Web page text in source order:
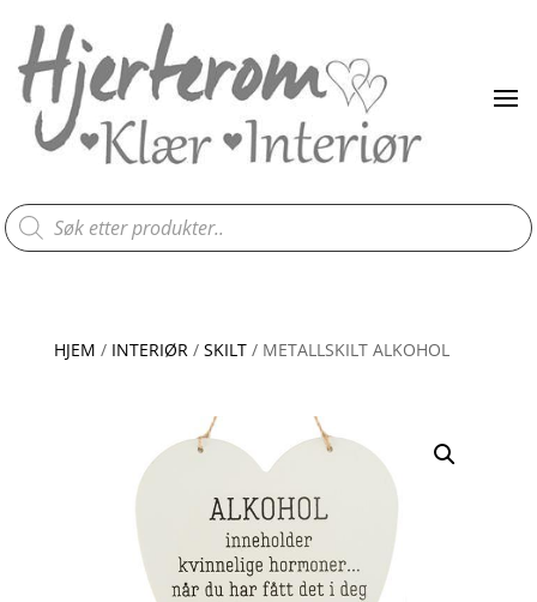
Products
search
HJEM / INTERIØR/ SKILT/ METALLSKILT ALKOHOL